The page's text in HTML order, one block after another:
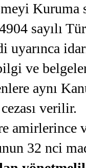
sayılı
uyarınca
ve
aynı
verilir.
32 nci